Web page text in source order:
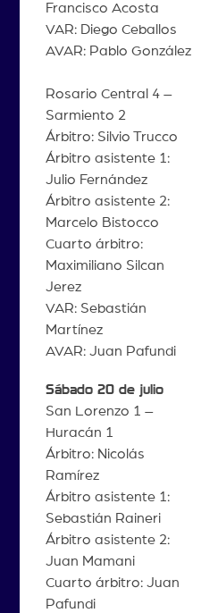
Francisco Acosta
VAR: Diego Ceballos
AVAR: Pablo González
Rosario Central 4 –
Sarmiento 2
Árbitro: Silvio Trucco
Árbitro asistente 1:
Julio Fernández
Árbitro asistente 2:
Marcelo Bistocco
Cuarto árbitro:
Maximiliano Silcan
Jerez
VAR: Sebastián
Martínez
AVAR: Juan Pafundi
Sábado 20 de julio
San Lorenzo 1 –
Huracán 1
Árbitro: Nicolás
Ramírez
Árbitro asistente 1:
Sebastián Raineri
Árbitro asistente 2:
Juan Mamani
Cuarto árbitro: Juan
Pafundi